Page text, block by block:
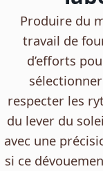
Produire du
travail de
d’efforts
respecter les
du lever du
avec une
si ce